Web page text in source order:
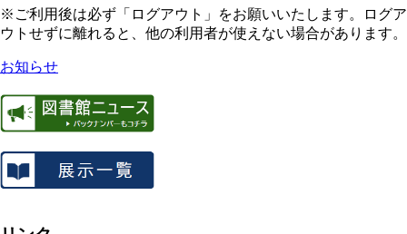
※ご利用後は必ず「ログアウト」をお願いいたします。ログア
ウトせずに離れると、他の利用者が使えない場合があります。
お知らせ